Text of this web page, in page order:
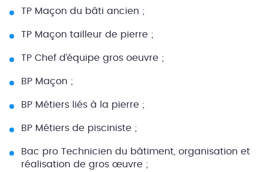
TP Maçon du bâti ancien ;
TP Maçon tailleur de pierre ;
TP Chef d’équipe gros oeuvre ;
BP Maçon ;
BP Métiers liés à la pierre ;
BP Métiers de pisciniste ;
Bac pro Technicien du bâtiment, organisation et
réalisation de gros œuvre ;